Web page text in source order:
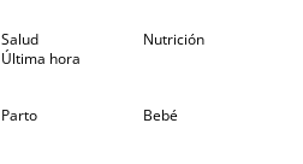
Salud
Nutrición
Última hora
Parto Bebé